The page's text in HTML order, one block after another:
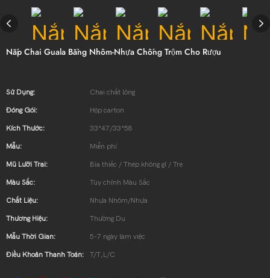
Nắp Chai Guala Bằng Nhôm-Nhựa Chống Trộm Cho Rượu
Sử Dụng: Chai chất lỏng
Đóng Gói: Hộp carton
Kích Thước: 33*47/33*58
Mẫu: Miễn phí
Mũ Lưỡi Trai: Bìa thiếc / Thép không gỉ / Tre
Màu Sắc: Tùy chỉnh Màu Sắc
Chất Liệu: Nhựa Nhôm/Nhựa
Thương Hiệu: Thường Du
Mẫu Thời Gian: 5-7 ngày làm việc
Điều Khoản Thanh Toán: T/T,L/C